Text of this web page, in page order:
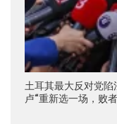
土耳其最大反对党
卢“重新选一场，败